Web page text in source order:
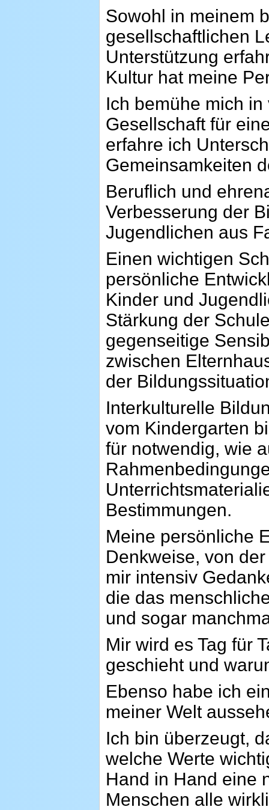
Sowohl in meinem
gesellschaftlichen
Unterstützung
Kultur hat meine
Ich bemühe mich
Gesellschaft für
erfahre ich
Gemeinsamkeiten
Beruflich und
Verbesserung der
Jugendlichen aus
Einen wichtigen
persönliche
Kinder und
Stärkung der
gegenseitige
zwischen
der
Interkulturelle
vom Kindergarten
für notwendig, wie
Bestimmungen.
Meine persönliche
Denkweise, von
mir intensiv
die das
und sogar
Mir wird es Tag für
geschieht und
Ebenso habe ich
meiner Welt
Ich bin überzeugt,
welche Werte
Hand in Hand eine
Menschen alle